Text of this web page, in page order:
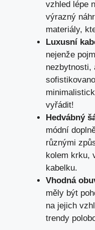
vzhled lépe
výrazný
materiály,
Luxusní
nejenže
nezbytnosti,
vyřádit!
Hedvábný
‌módní
‌různými
kolem krku,⁤
kabelku.
Vhodná
měly být
na jejich
trendy⁢